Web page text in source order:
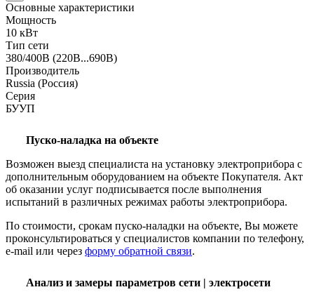
Основные характеристики
Мощность
10 кВт
Тип сети
380/400В (220В...690В)
Производитель
Russia (Россия)
Серия
БУУП
Пуско-наладка на объекте
Возможен выезд специалиста на установку электроприбора с
дополнительным оборудованием на объекте Покупателя. Акт
об оказании услуг подписывается после выполнения
испытаний в различных режимах работы электроприбора.
По стоимости, срокам пуско-наладки на объекте, Вы можете
проконсультироваться у специалистов компании по телефону,
e-mail или через форму обратной связи.
Анализ и замеры параметров сети | электросети